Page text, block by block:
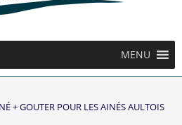
MENU
+ GOUTER POUR LES AINÉS AULTOIS